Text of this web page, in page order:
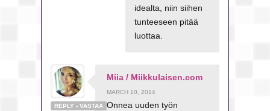
idealta, niin siihen
tunteeseen pitää
luottaa.
REPLY - VASTAA
Miia / Miikkulaisen.com
MARCH 10, 2014
Onnea uuden työn